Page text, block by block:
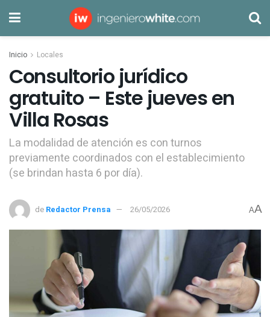
Inicio Locales
Consultorio jurídico
gratuito – Este jueves en
Villa Rosas
La modalidad de atención es con turnos
previamente coordinados con el establecimiento
(se brindan hasta 6 por día).
de Redactor Prensa 26/05/2026 AA